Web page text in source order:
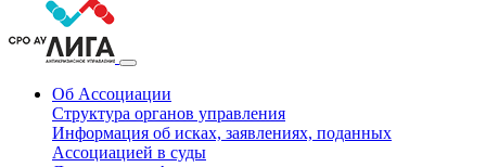
Об Ассоциации
Структура органов управления
Информация об исках, заявлениях, поданных
Ассоциацией в суды